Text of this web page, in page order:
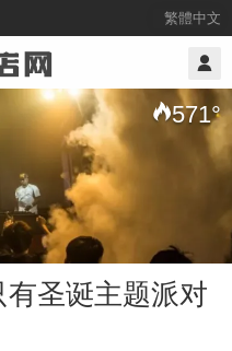
繁體中文
571°
圣诞主题派对
2019/12/04